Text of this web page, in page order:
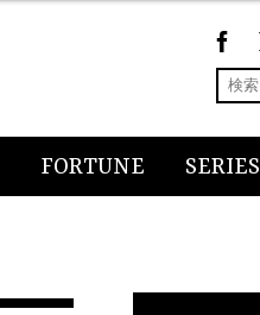
FORTUNE SERIES